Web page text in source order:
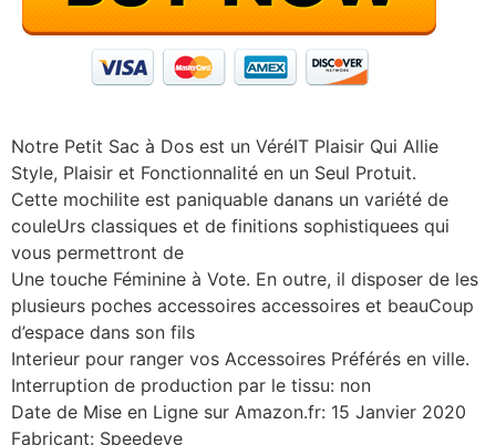
Notre Petit Sac à Dos est un VéréIT Plaisir Qui Allie
Style, Plaisir et Fonctionnalité en un Seul Protuit.
Cette mochilite est paniquable danans un variété de
couleUrs classiques et de finitions sophistiquees qui
vous permettront de
Une touche Féminine à Vote. En outre, il disposer de les
plusieurs poches accessoires accessoires et beauCoup
d’espace dans son fils
Interieur pour ranger vos Accessoires Préférés en ville.
Interruption de production par le tissu: non
Date de Mise en Ligne sur Amazon.fr: 15 Janvier 2020
Fabricant: Speedeve